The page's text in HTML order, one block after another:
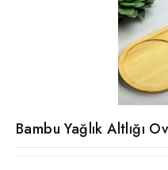
Bambu Yağlık Altlığı